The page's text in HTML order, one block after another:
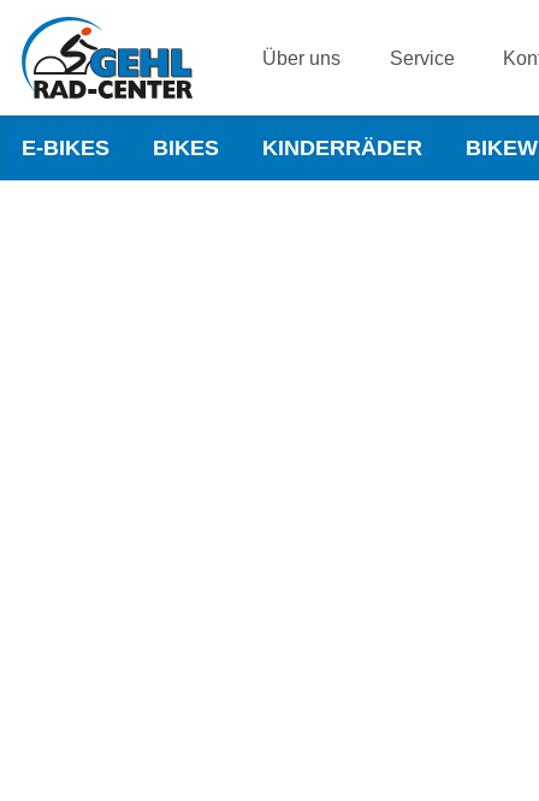
Über uns Service
E-BIKES BIKES KINDERRÄDER